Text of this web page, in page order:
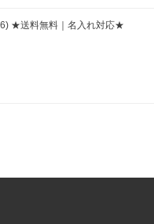
★送料無料｜名入れ対応★